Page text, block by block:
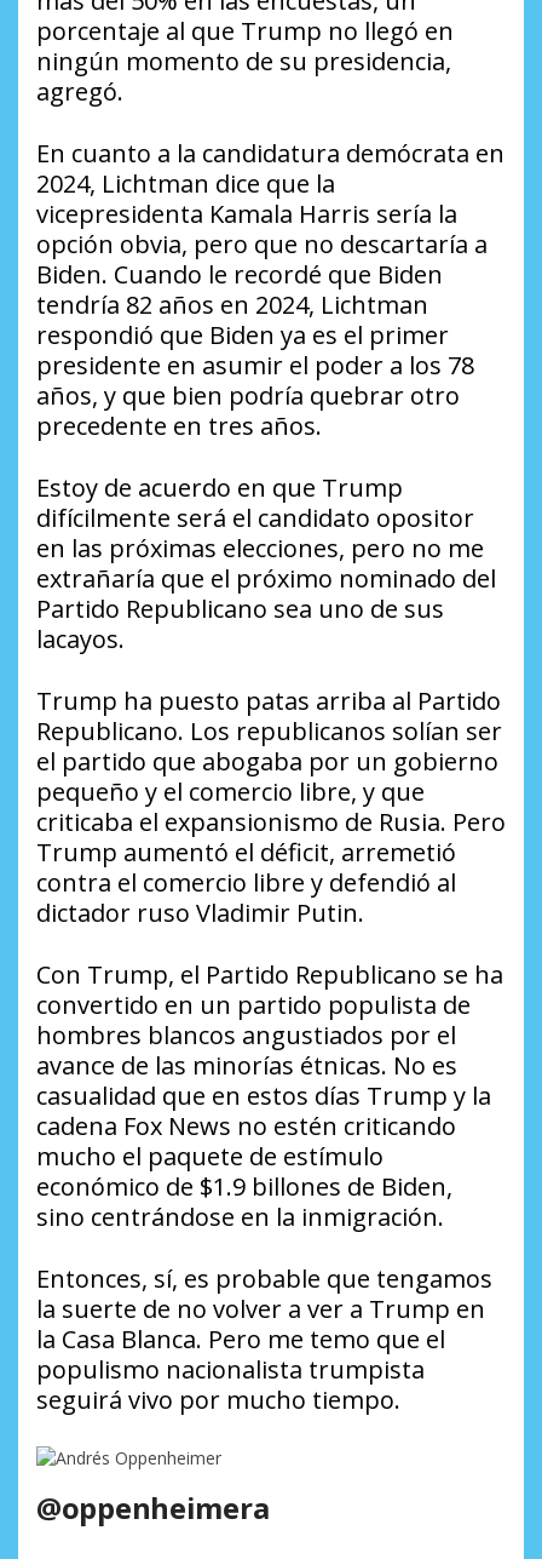
porcentaje al que Trump no llegó en
ningún momento de su presidencia,
agregó.
En cuanto a la candidatura demócrata en
2024, Lichtman dice que la
vicepresidenta Kamala Harris sería la
opción obvia, pero que no descartaría a
Biden. Cuando le recordé que Biden
tendría 82 años en 2024, Lichtman
respondió que Biden ya es el primer
presidente en asumir el poder a los 78
años, y que bien podría quebrar otro
precedente en tres años.
Estoy de acuerdo en que Trump
difícilmente será el candidato opositor
en las próximas elecciones, pero no me
extrañaría que el próximo nominado del
Partido Republicano sea uno de sus
lacayos.
Trump ha puesto patas arriba al Partido
Republicano. Los republicanos solían ser
el partido que abogaba por un gobierno
pequeño y el comercio libre, y que
criticaba el expansionismo de Rusia. Pero
Trump aumentó el déficit, arremetió
contra el comercio libre y defendió al
dictador ruso Vladimir Putin.
Con Trump, el Partido Republicano se ha
convertido en un partido populista de
hombres blancos angustiados por el
avance de las minorías étnicas. No es
casualidad que en estos días Trump y la
cadena Fox News no estén criticando
mucho el paquete de estímulo
económico de $1.9 billones de Biden,
sino centrándose en la inmigración.
Entonces, sí, es probable que tengamos
la suerte de no volver a ver a Trump en
la Casa Blanca. Pero me temo que el
populismo nacionalista trumpista
seguirá vivo por mucho tiempo.
@oppenheimera